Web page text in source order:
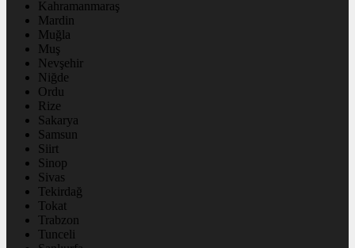
Kahramanmaraş
Mardin
Muğla
Muş
Nevşehir
Niğde
Ordu
Rize
Sakarya
Samsun
Siirt
Sinop
Sivas
Tekirdağ
Tokat
Trabzon
Tunceli